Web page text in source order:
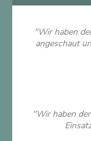
"Wir haben
angeschaut
"Wir haben